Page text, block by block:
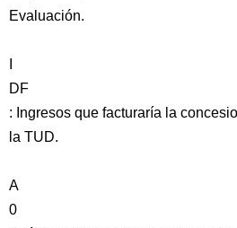
Evaluación.
DF
: Ingresos que facturaría la
la TUD.
A
0